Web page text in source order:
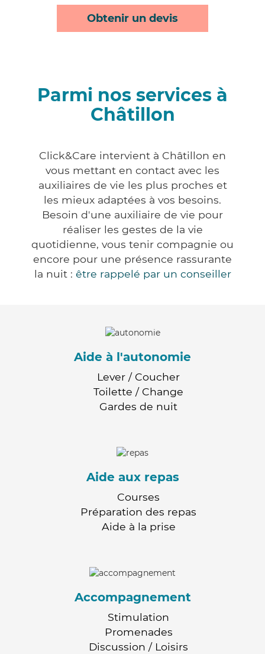
Obtenir un devis
Parmi nos services à
Châtillon
Click&Care intervient à Châtillon en
vous mettant en contact avec les
auxiliaires de vie les plus proches et
les mieux adaptées à vos besoins.
Besoin d'une auxiliaire de vie pour
réaliser les gestes de la vie
quotidienne, vous tenir compagnie ou
encore pour une présence rassurante
la nuit : être rappelé par un conseiller
Aide à l'autonomie
Lever / Coucher
Toilette / Change
Gardes de nuit
Aide aux repas
Courses
Préparation des repas
Aide à la prise
Accompagnement
Stimulation
Promenades
Discussion / Loisirs